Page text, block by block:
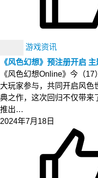
游戏资讯
《风色幻想》预注册开启
《风色幻想Online》今（
大玩家参与，共同开启风色
典之作，这次回归不仅带来
推出…
2024年7月18日